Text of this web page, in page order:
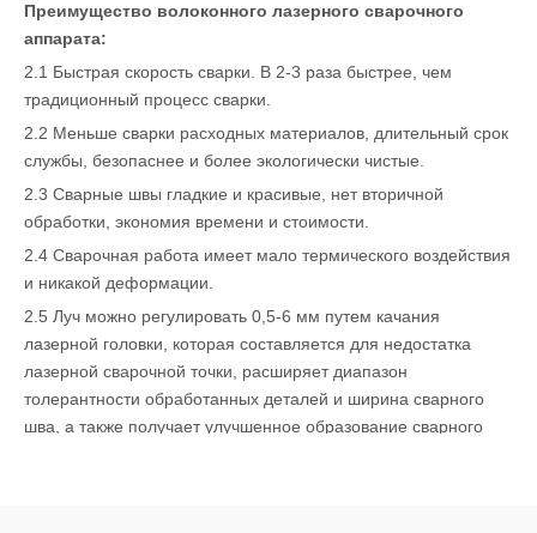
Преимущество волоконного лазерного сварочного
аппарата:
2.1 Быстрая скорость сварки. В 2-3 раза быстрее, чем
традиционный процесс сварки.
2.2 Меньше сварки расходных материалов, длительный срок
службы, безопаснее и более экологически чистые.
2.3 Сварные швы гладкие и красивые, нет вторичной
обработки, экономия времени и стоимости.
2.4 Сварочная работа имеет мало термического воздействия
и никакой деформации.
2.5 Луч можно регулировать 0,5-6 мм путем качания
лазерной головки, которая составляется для недостатка
лазерной сварочной точки, расширяет диапазон
толерантности обработанных деталей и ширина сварного
шва, а также получает улучшенное образование сварного